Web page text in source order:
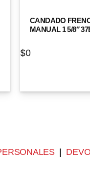
CANDADO
MANUAL 1 5/8″
$0
|